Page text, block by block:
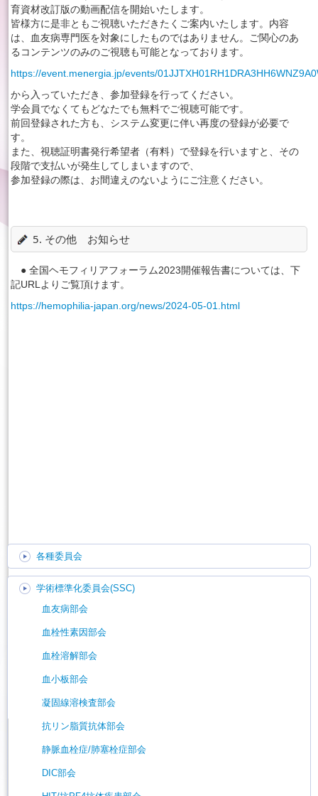
育資材改訂版の動画配信を開始いたします。
皆様方に是非ともご視聴いただきたくご案内いたします。内容
は、血友病専門医を対象にしたものではありません。ご関心のあ
るコンテンツのみのご視聴も可能となっております。
https://event.menergia.jp/events/
から入っていただき、参加登録を行ってください。
学会員でなくてもどなたでも無料でご視聴可能です。
前回登録された方も、システム変更に伴い再度の登録が必要で
す。
また、視聴証明書発行希望者（有料）で登録を行いますと、その
段階で支払いが発生してしまいますので、
参加登録の際は、お間違えのないようにご注意ください。
5. その他 お知らせ
● 全国ヘモフィリアフォーラム2023開催報告書については、下
記URLよりご覧頂けます。
https://hemophilia-japan.org/news/2024-05-01.html
各種委員会
学術標準化委員会(SSC)
血友病部会
血栓性素因部会
血栓溶解部会
血小板部会
凝固線溶検査部会
抗リン脂質抗体部会
静脈血栓症/肺塞栓症部会
DIC部会